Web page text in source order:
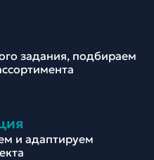
задания, подбираем
и адаптируем